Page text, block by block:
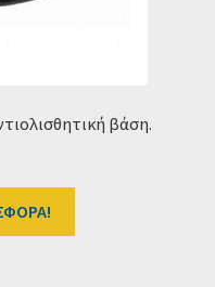
βάση.